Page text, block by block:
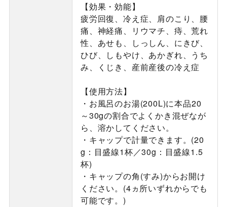
【効果・効能】
疲労回復、冷え症、肩のこり、腰
痛、神経痛、リウマチ、痔、荒れ
性、あせも、しっしん、にきび、
ひび、しもやけ、あかぎれ、うち
み、くじき、産前産後の冷え症
【使用方法】
・お風呂のお湯(200L)に本品20
～30gの割合でよくかき混ぜなが
ら、溶かしてください。
・キャップで計量できます。(20
g：目盛線1杯／30g：目盛線1.5
杯)
・キャップの角(すみ)からお開け
ください。(4ヵ所いずれからでも
可能です。)